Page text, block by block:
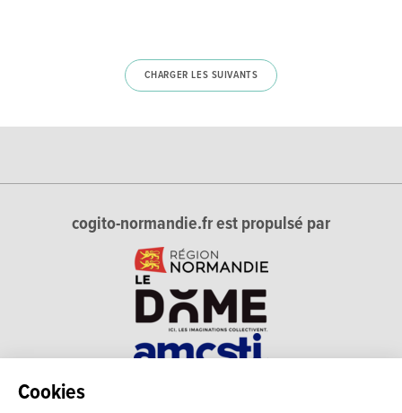
Cookies
CHARGER LES SUIVANTS
cogito-normandie.fr est propulsé par